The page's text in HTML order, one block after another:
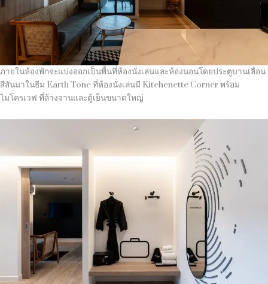
ภายในห้องพักจะแบ่งออกเป็นพื้นที่ห้องนั่งเล่นและห้องนอนโดยประตูบานเลื่อน
สีสันมาในธีม Earth Tone ที่ห้องนั่งเล่นมี Kitchenette Corner พร้อม
ไมโครเวฟ ที่ล้างจานและตู้เย็นขนาดใหญ่